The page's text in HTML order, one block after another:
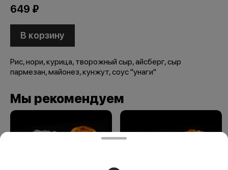
649 ₽
В корзину
Рис, нори, курица, творожный сыр, айсберг, сыр
пармезан, майонез, кунжут, соус "унаги"
Мы рекомендуем